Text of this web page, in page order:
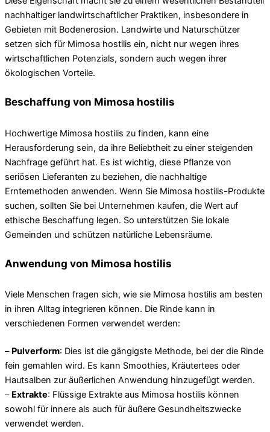
nachhaltiger landwirtschaftlicher Praktiken, insbesondere in
Gebieten mit Bodenerosion. Landwirte und Naturschützer
setzen sich für Mimosa hostilis ein, nicht nur wegen ihres
wirtschaftlichen Potenzials, sondern auch wegen ihrer
ökologischen Vorteile.
Beschaffung von Mimosa hostilis
Hochwertige Mimosa hostilis zu finden, kann eine
Herausforderung sein, da ihre Beliebtheit zu einer steigenden
Nachfrage geführt hat. Es ist wichtig, diese Pflanze von
seriösen Lieferanten zu beziehen, die nachhaltige
Erntemethoden anwenden. Wenn Sie Mimosa hostilis-Produkte
suchen, sollten Sie bei Unternehmen kaufen, die Wert auf
ethische Beschaffung legen. So unterstützen Sie lokale
Gemeinden und schützen natürliche Lebensräume.
Anwendung von Mimosa hostilis
Viele Menschen fragen sich, wie sie Mimosa hostilis am besten
in ihren Alltag integrieren können. Die Rinde kann in
verschiedenen Formen verwendet werden:
– Pulverform: Dies ist die gängigste Methode, bei der die Rinde
fein gemahlen wird. Es kann Smoothies, Kräutertees oder
Hautsalben zur äußerlichen Anwendung hinzugefügt werden.
– Extrakte: Flüssige Extrakte aus Mimosa hostilis können
sowohl für innere als auch für äußere Gesundheitszwecke
verwendet werden.